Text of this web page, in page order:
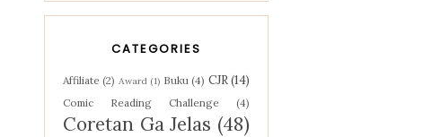
CATEGORIES
Affiliate (2) Award (1) Buku (4) CJR (14)
Comic Reading Challenge (4)
Coretan Ga Jelas (48)